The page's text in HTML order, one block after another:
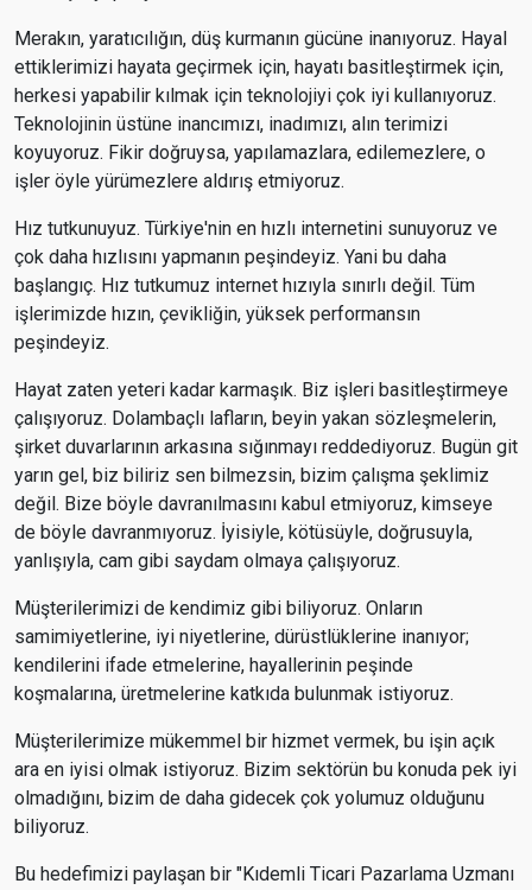
Merakın, yaratıcılığın, düş kurmanın gücüne inanıyoruz. Hayal
ettiklerimizi hayata geçirmek için, hayatı basitleştirmek için,
herkesi yapabilir kılmak için teknolojiyi çok iyi kullanıyoruz.
Teknolojinin üstüne inancımızı, inadımızı, alın terimizi
koyuyoruz. Fikir doğruysa, yapılamazlara, edilemezlere, o
işler öyle yürümezlere aldırış etmiyoruz.
Hız tutkunuyuz. Türkiye'nin en hızlı internetini sunuyoruz ve
çok daha hızlısını yapmanın peşindeyiz. Yani bu daha
başlangıç. Hız tutkumuz internet hızıyla sınırlı değil. Tüm
işlerimizde hızın, çevikliğin, yüksek performansın
peşindeyiz.
Hayat zaten yeteri kadar karmaşık. Biz işleri basitleştirmeye
çalışıyoruz. Dolambaçlı lafların, beyin yakan sözleşmelerin,
şirket duvarlarının arkasına sığınmayı reddediyoruz. Bugün git
yarın gel, biz biliriz sen bilmezsin, bizim çalışma şeklimiz
değil. Bize böyle davranılmasını kabul etmiyoruz, kimseye
de böyle davranmıyoruz. İyisiyle, kötüsüyle, doğrusuyla,
yanlışıyla, cam gibi saydam olmaya çalışıyoruz.
Müşterilerimizi de kendimiz gibi biliyoruz. Onların
samimiyetlerine, iyi niyetlerine, dürüstlüklerine inanıyor;
kendilerini ifade etmelerine, hayallerinin peşinde
koşmalarına, üretmelerine katkıda bulunmak istiyoruz.
Müşterilerimize mükemmel bir hizmet vermek, bu işin açık
ara en iyisi olmak istiyoruz. Bizim sektörün bu konuda pek iyi
olmadığını, bizim de daha gidecek çok yolumuz olduğunu
biliyoruz.
Bu hedefimizi paylaşan bir "Kıdemli Ticari Pazarlama Uzmanı